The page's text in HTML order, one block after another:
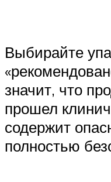
Выбирайте
значит, что
прошел
содержит
полностью